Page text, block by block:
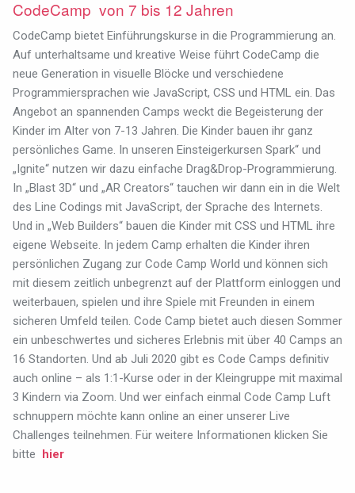
CodeCamp von 7 bis 12 Jahren
CodeCamp bietet Einführungskurse in die Programmierung an.
Auf unterhaltsame und kreative Weise führt CodeCamp die
neue Generation in visuelle Blöcke und verschiedene
Programmiersprachen wie JavaScript, CSS und HTML ein. Das
Angebot an spannenden Camps weckt die Begeisterung der
Kinder im Alter von 7-13 Jahren. Die Kinder bauen ihr ganz
persönliches Game. In unseren Einsteigerkursen Spark“ und
„Ignite“ nutzen wir dazu einfache Drag&Drop-Programmierung.
In „Blast 3D“ und „AR Creators“ tauchen wir dann ein in die Welt
des Line Codings mit JavaScript, der Sprache des Internets.
Und in „Web Builders“ bauen die Kinder mit CSS und HTML ihre
eigene Webseite. In jedem Camp erhalten die Kinder ihren
persönlichen Zugang zur Code Camp World und können sich
mit diesem zeitlich unbegrenzt auf der Plattform einloggen und
weiterbauen, spielen und ihre Spiele mit Freunden in einem
sicheren Umfeld teilen. Code Camp bietet auch diesen Sommer
ein unbeschwertes und sicheres Erlebnis mit über 40 Camps an
16 Standorten. Und ab Juli 2020 gibt es Code Camps definitiv
auch online – als 1:1-Kurse oder in der Kleingruppe mit maximal
3 Kindern via Zoom. Und wer einfach einmal Code Camp Luft
schnuppern möchte kann online an einer unserer Live
Challenges teilnehmen. Für weitere Informationen klicken Sie
bitte hier